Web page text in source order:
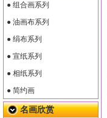
● 组合画系列
● 油画布系列
● 绢布系列
● 宣纸系列
● 相纸系列
● 简约画
名画欣赏